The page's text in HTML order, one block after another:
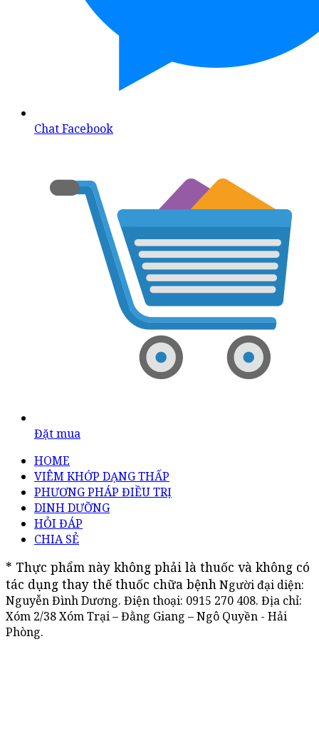
Chat Facebook
Đặt mua
HOME
VIÊM KHỚP DẠNG THẤP
PHƯƠNG PHÁP ĐIỀU TRỊ
DINH DƯỠNG
HỎI ĐÁP
CHIA SẺ
* Thực phẩm này không phải là thuốc và không có
tác dụng thay thế thuốc chữa bệnh Người đại diện:
Nguyễn Đình Dương. Điện thoại: 0915 270 408. Địa chỉ:
Xóm 2/38 Xóm Trại – Đằng Giang – Ngô Quyền - Hải
Phòng.